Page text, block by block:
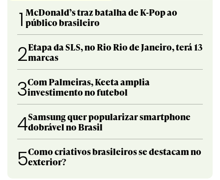
1 McDonald’s traz batalha de K-Pop ao
público brasileiro
2Etapa da SLS, no Rio Rio de Janeiro, terá 13
marcas
3Com Palmeiras, Keeta amplia
investimento no futebol
4Samsung quer popularizar smartphone
dobrável no Brasil
5Como criativos brasileiros se destacam no
exterior?